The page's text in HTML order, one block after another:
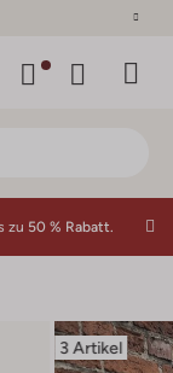
zu 50 % Rabatt.
3 Artikel